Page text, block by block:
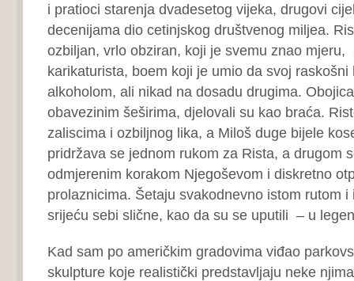
i pratioci starenja dvadesetog vijeka, drugovi
decenijama dio cetinjskog društvenog miljea.
ozbiljan, vrlo obziran, koji je svemu znao mjeru,
karikaturista, boem koji je umio da svoj raskošni
alkoholom, ali nikad na dosadu drugima.
obavezinim šeširima, djelovali su kao braća.
zaliscima i ozbiljnog lika, a Miloš duge bijele
pridržava se jednom rukom za Rista, a drugom
odmjerenim korakom Njegoševom i diskretno
prolaznicima. Šetaju svakodnevno istom rutom i
srijeću sebi slične, kao da su se uputili – u
Kad sam po američkim gradovima viđao
skulpture koje realistički predstavljaju neke